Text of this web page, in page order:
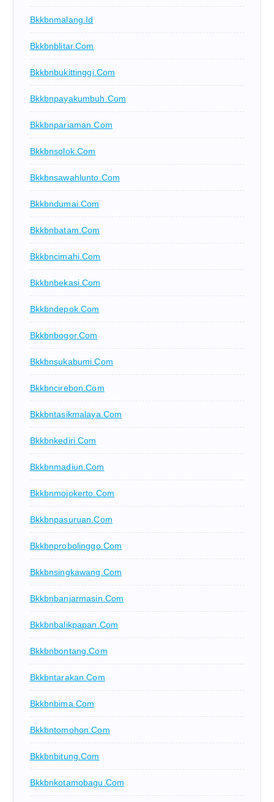
Bkkbnmalang.id
Bkkbnblitar.com
Bkkbnbukittinggi.com
Bkkbnpayakumbuh.com
Bkkbnpariaman.com
Bkkbnsolok.com
Bkkbnsawahlunto.com
Bkkbndumai.com
Bkkbnbatam.com
Bkkbncimahi.com
Bkkbnbekasi.com
Bkkbndepok.com
Bkkbnbogor.com
Bkkbnsukabumi.com
Bkkbncirebon.com
Bkkbntasikmalaya.com
Bkkbnkediri.com
Bkkbnmadiun.com
Bkkbnmojokerto.com
Bkkbnpasuruan.com
Bkkbnprobolinggo.com
Bkkbnsingkawang.com
Bkkbnbanjarmasin.com
Bkkbnbalikpapan.com
Bkkbnbontang.com
Bkkbntarakan.com
Bkkbnbima.com
Bkkbntomohon.com
Bkkbnbitung.com
Bkkbnkotamobagu.com